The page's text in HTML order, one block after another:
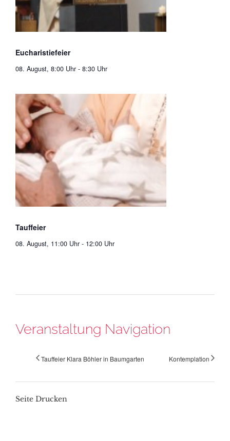
Eucharistiefeier
08. August, 8:00 Uhr - 8:30 Uhr
Tauffeier
08. August, 11:00 Uhr - 12:00 Uhr
Veranstaltung Navigation
Tauffeier Klara Böhler in Baumgarten Kontemplation
Seite Drucken